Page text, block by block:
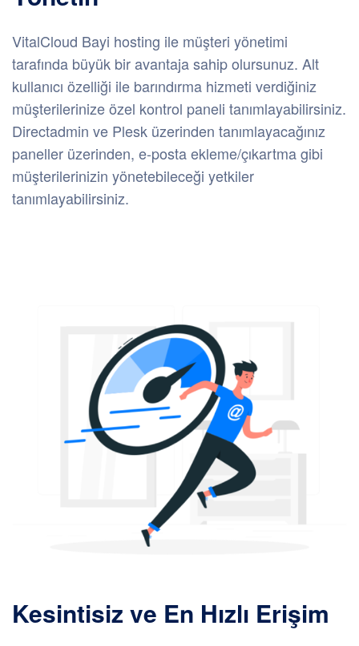
VitalCloud Bayi hosting ile müşteri yönetimi
tarafında büyük bir avantaja sahip olursunuz. Alt
kullanıcı özelliği ile barındırma hizmeti verdiğiniz
müşterilerinize özel kontrol paneli tanımlayabilirsiniz.
Directadmin ve Plesk üzerinden tanımlayacağınız
paneller üzerinden, e-posta ekleme/çıkartma gibi
müşterilerinizin yönetebileceği yetkiler
tanımlayabilirsiniz.
Kesintisiz ve En Hızlı Erişim